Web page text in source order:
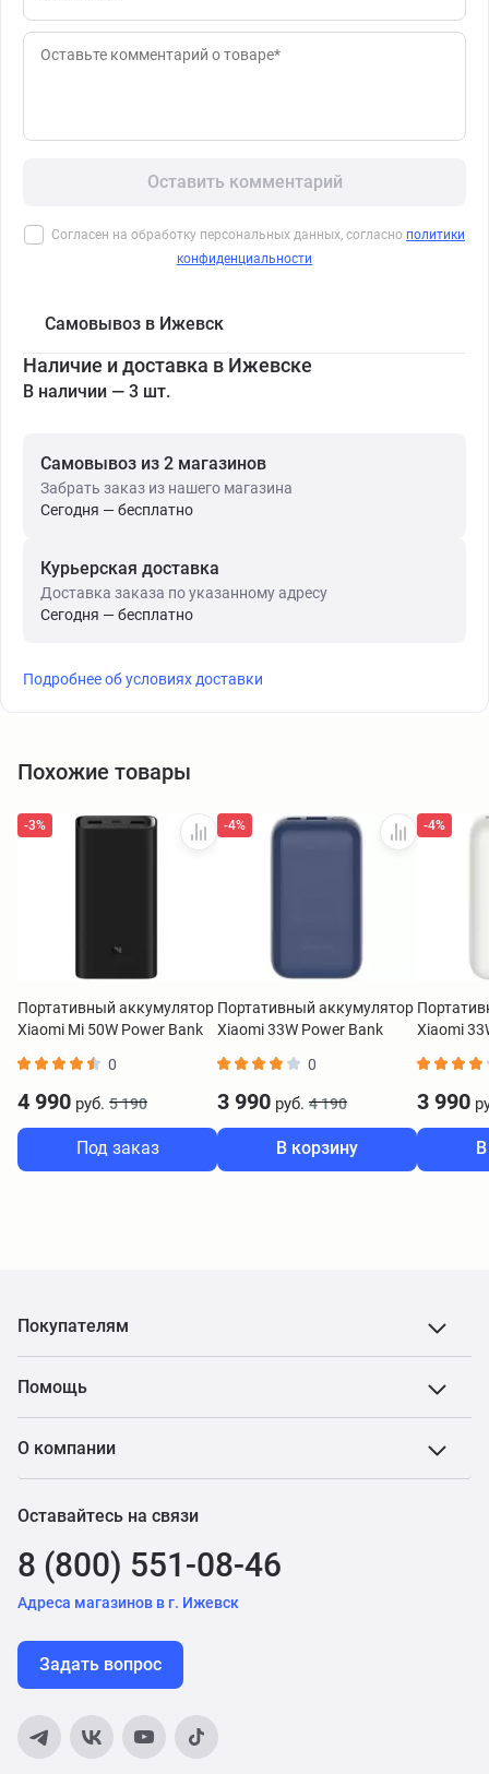
Оставить комментарий
Согласен на обработку персональных данных, согласно политики
конфиденциальности
Самовывоз в Ижевск
Наличие и доставка в Ижевске
В наличии — 3 шт.
Самовывоз из 2 магазинов
Забрать заказ из нашего магазина
Сегодня — бесплатно
Курьерская доставка
Доставка заказа по указанному адресу
Сегодня — бесплатно
Подробнее об условиях доставки
Похожие товары
-3%
Портативный аккумулятор
Xiaomi Mi 50W Power Bank
BHR5121GL 0
4 990 руб. 5 190
Под заказ
-4%
Портативный аккумулятор
Xiaomi 33W Power Bank
синий BHR5785GL
0
3 990 руб. 4 190
В корзину
-4%
Xiaomi
белый
3 990
Покупателям
Помощь
О компании
Оставайтесь на связи
8 (800) 551-08-46
Адреса магазинов в г. Ижевск
Задать вопрос